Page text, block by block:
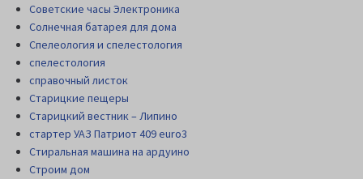
Советские часы Электроника
Солнечная батарея для дома
Спелеология и спелестология
спелестология
справочный листок
Старицкие пещеры
Старицкий вестник – Липино
стартер УАЗ Патриот 409 euro3
Стиральная машина на ардуино
Строим дом